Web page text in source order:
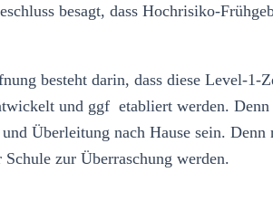
besagt, dass Hochrisiko-
besteht darin, dass diese Level-
und ggf etabliert werden.
Überleitung nach Hause sein. Denn
zur Überraschung werden.